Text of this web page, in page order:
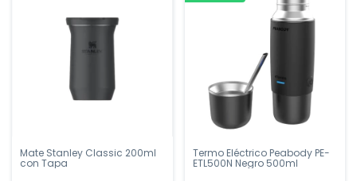
Mate Stanley Classic 200ml
con Tapa
Termo Eléctrico Peabody PE-
ETL500N Negro 500ml